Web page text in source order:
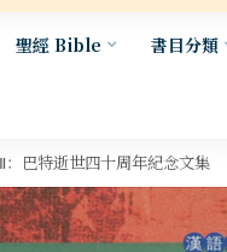
聖經 Bible 書目分類
：巴特逝世四十周年紀念文集